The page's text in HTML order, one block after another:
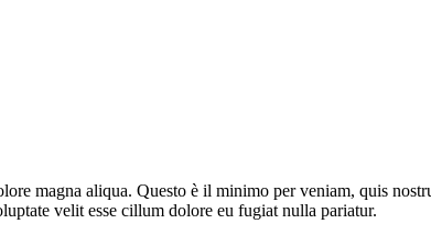
magna aliqua. Questo è il minimo per veniam, quis
velit esse cillum dolore eu fugiat nulla pariatur.